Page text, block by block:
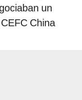
un
China